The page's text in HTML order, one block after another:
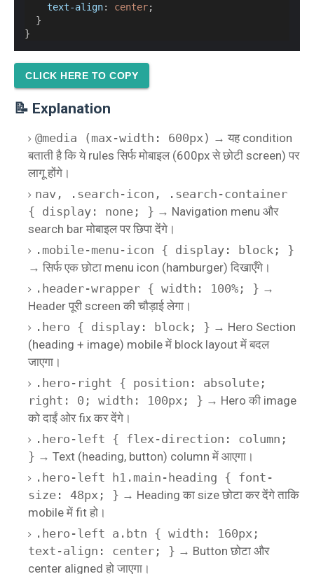
text-align: center;
}
}
CLICK HERE TO COPY
📝 Explanation
@media (max-width: 600px) → यह condition
बताती है कि ये rules सिर्फ मोबाइल (600px से छोटी screen) पर
लागू होंगे।
nav, .search-icon, .search-container
{ display: none; } → Navigation menu और
search bar मोबाइल पर छिपा देंगे।
.mobile-menu-icon { display: block; }
→ सिर्फ एक छोटा menu icon (hamburger) दिखाएँगे।
.header-wrapper { width: 100%; } →
Header पूरी screen की चौड़ाई लेगा।
.hero { display: block; } → Hero Section
(heading + image) mobile में block layout में बदल
जाएगा।
.hero-right { position: absolute;
right: 0; width: 100px; } → Hero की image
को दाईं ओर fix कर देंगे।
.hero-left { flex-direction: column;
} → Text (heading, button) column में आएगा।
.hero-left h1.main-heading { font-
size: 48px; } → Heading का size छोटा कर देंगे ताकि
mobile में fit हो।
.hero-left a.btn { width: 160px;
text-align: center; } → Button छोटा और
center aligned हो जाएगा।